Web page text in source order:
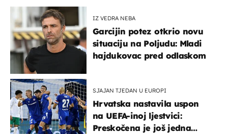
IZ VEDRA NEBA
Garcijin potez otkrio novu
situaciju na Poljudu: Mladi
hajdukovac pred odlaskom
SJAJAN TJEDAN U EUROPI
Hrvatska nastavila uspon
na UEFA-inoj ljestvici:
Preskočena je još jedna